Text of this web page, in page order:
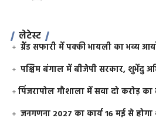
लेटेस्ट
ग्रैंड सफारी में पक्की भायली का भव्य
पश्चिम बंगाल में बीजेपी सरकार, शुभेंदु
​पिंजरापोल गौशाला में सवा दो करोड़ का
जनगणना 2027 का कार्य 16 मई से